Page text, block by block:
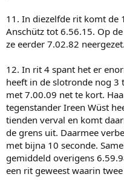
11. In diezelfde rit komt de
Anschütz tot 6.56.15. Op
ze eerder 7.02.82 neergezet.
12. In rit 4 spant het er
heeft in de slotronde nog
met 7.00.09 net te kort.
tegenstander Ireen Wüst
tienden verval en komt
de grens uit. Daarmee
met bijna 10 seconde.
gemiddeld overigens
een rit geweest waarin